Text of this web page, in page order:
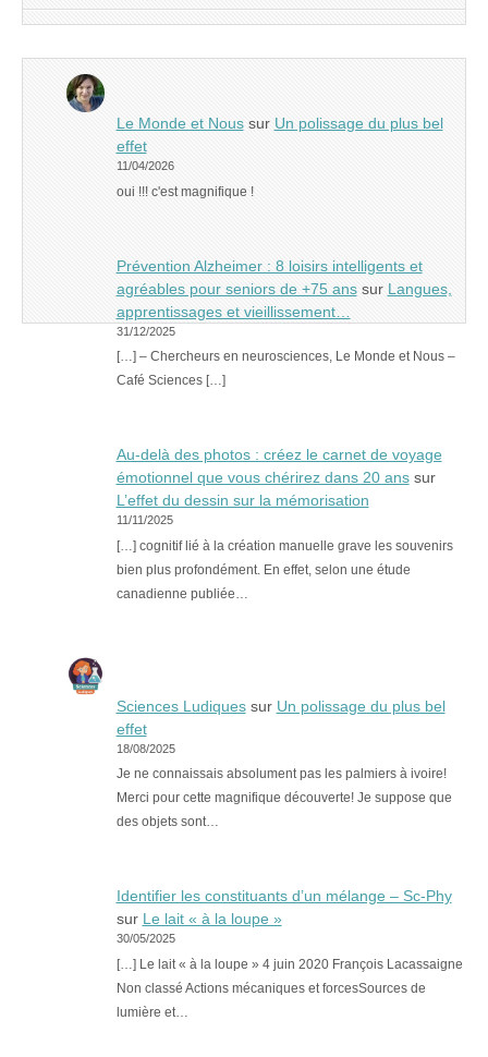
Le Monde et Noussur Un polissage du plus bel
effet
11/04/2026
oui !!! c'est magnifique !
Prévention Alzheimer : 8 loisirs intelligents et
agréables pour seniors de +75 anssur Langues,
apprentissages et vieillissement…
31/12/2025
[…] – Chercheurs en neurosciences, Le Monde et Nous –
Café Sciences […]
Au-delà des photos : créez le carnet de voyage
émotionnel que vous chérirez dans 20 anssur
L’effet du dessin sur la mémorisation
11/11/2025
[…] cognitif lié à la création manuelle grave les souvenirs
bien plus profondément. En effet, selon une étude
canadienne publiée…
Sciences Ludiquessur Un polissage du plus bel
effet
18/08/2025
Je ne connaissais absolument pas les palmiers à ivoire!
Merci pour cette magnifique découverte! Je suppose que
des objets sont…
Identifier les constituants d’un mélange – Sc-Phy
sur Le lait « à la loupe »
30/05/2025
[…] Le lait « à la loupe » 4 juin 2020 François Lacassaigne
Non classé Actions mécaniques et forcesSources de
lumière et…